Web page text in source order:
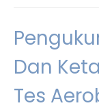
Dan
Tes